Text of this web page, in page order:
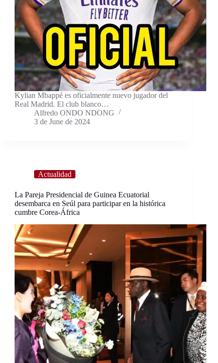
Kylian Mbappé es oficialmente nuevo jugador del
Real Madrid. El club blanco…
Alfredo ONDO NDONG
3 de June de 2024
Actualidad
La Pareja Presidencial de Guinea Ecuatorial
desembarca en Seúl para participar en la histórica
cumbre Corea-África